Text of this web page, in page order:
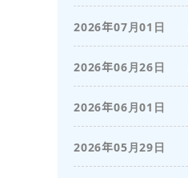
2026年07月01日
2026年06月26日
2026年06月01日
2026年05月29日